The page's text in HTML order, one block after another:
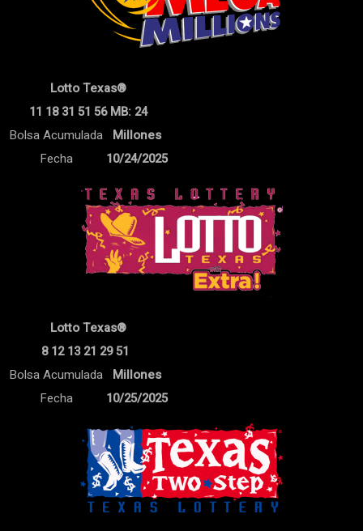
Lotto Texas®
11 18 31 51 56 MB: 24
Bolsa Acumulada Millones
Fecha
10/24/2025
Lotto Texas®
8 12 13 21 29 51
Bolsa Acumulada Millones
Fecha
10/25/2025